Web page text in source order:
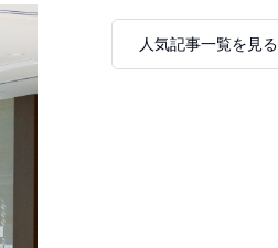
人気記事一覧を見る